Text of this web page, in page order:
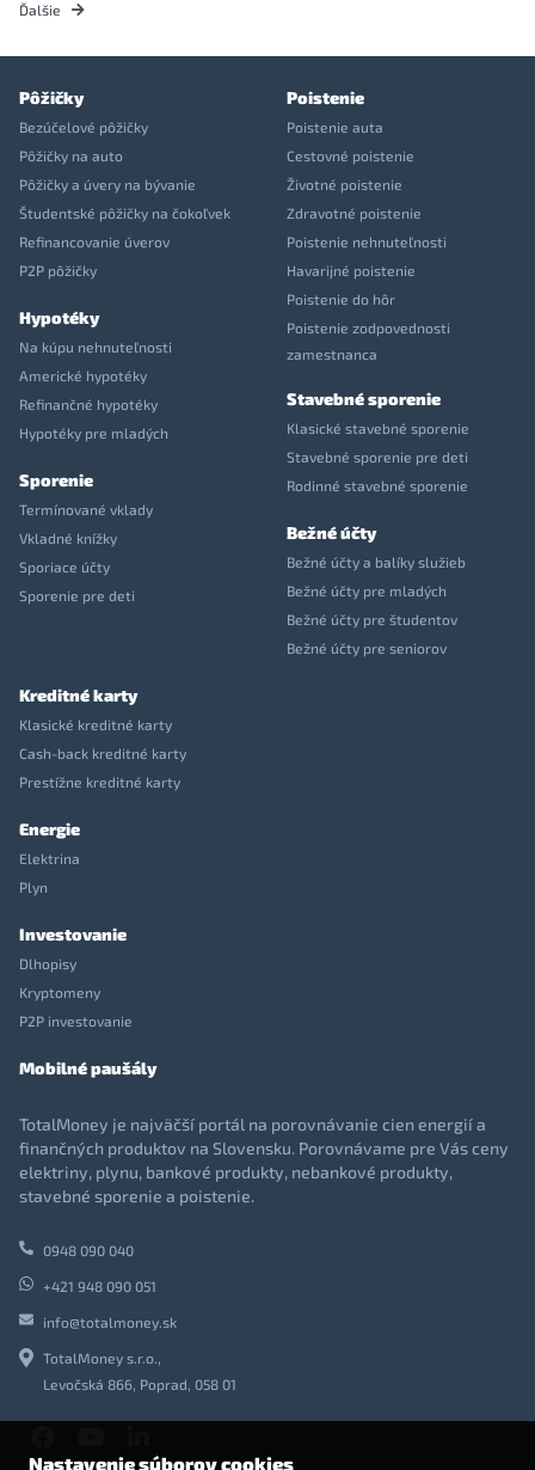
Ďalšie
Pôžičky
Bezúčelové pôžičky
Pôžičky na auto
Pôžičky a úvery na bývanie
Študentské pôžičky na čokoľvek
Refinancovanie úverov
P2P pôžičky
Hypotéky
Na kúpu nehnuteľnosti
Americké hypotéky
Refinančné hypotéky
Hypotéky pre mladých
Sporenie
Termínované vklady
Vkladné knížky
Sporiace účty
Sporenie pre deti
Poistenie
Poistenie auta
Cestovné poistenie
Životné poistenie
Zdravotné poistenie
Poistenie nehnuteľnosti
Havarijné poistenie
Poistenie do hôr
Poistenie zodpovednosti
zamestnanca
Stavebné sporenie
Klasické stavebné sporenie
Stavebné sporenie pre deti
Rodinné stavebné sporenie
Bežné účty
Bežné účty a balíky služieb
Bežné účty pre mladých
Bežné účty pre študentov
Bežné účty pre seniorov
Kreditné karty
Klasické kreditné karty
Cash-back kreditné karty
Prestížne kreditné karty
Energie
Elektrina
Plyn
Investovanie
Dlhopisy
Kryptomeny
P2P investovanie
Mobilné paušály
TotalMoney je najväčší portál na porovnávanie cien energií a
finančných produktov na Slovensku. Porovnávame pre Vás ceny
elektriny, plynu, bankové produkty, nebankové produkty,
stavebné sporenie a poistenie.
0948 090 040
+421 948 090 051
info@totalmoney.sk
TotalMoney s.r.o.,
Levočská 866, Poprad, 058 01
Nastavenie súborov cookies